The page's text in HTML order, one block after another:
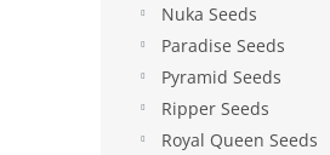
Nuka Seeds
Paradise Seeds
Pyramid Seeds
Ripper Seeds
Royal Queen Seeds